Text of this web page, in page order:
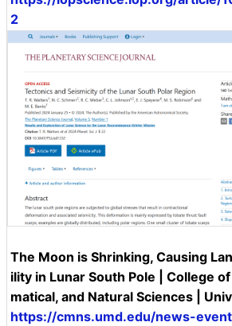
2
The Moon is Shrinking, Causing
ility in Lunar South Pole | College
matical, and Natural Sciences |
https://cmns.umd.edu/news-